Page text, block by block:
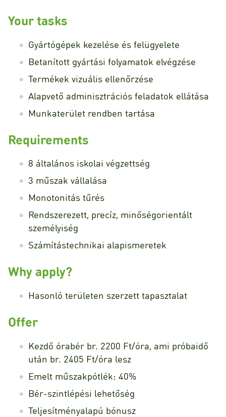
Your tasks
Gyártógépek kezelése és felügyelete
Betanított gyártási folyamatok elvégzése
Termékek vizuális ellenőrzése
Alapvető adminisztrációs feladatok ellátása
Munkaterület rendben tartása
Requirements
8 általános iskolai végzettség
3 műszak vállalása
Monotonitás tűrés
Rendszerezett, precíz, minőségorientált
személyiség
Számítástechnikai alapismeretek
Why apply?
Hasonló területen szerzett tapasztalat
Offer
Kezdő órabér br. 2200 Ft/óra, ami próbaidő
után br. 2405 Ft/óra lesz
Emelt műszakpótlék: 40%
Bér-szintlépési lehetőség
Teljesítményalapú bónusz